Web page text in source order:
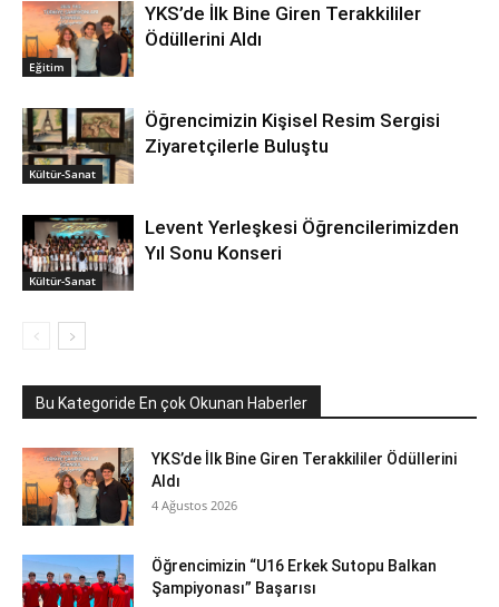
Eğitim
YKS’de İlk Bine Giren Terakkililer
Ödüllerini Aldı
Kültür-Sanat
Öğrencimizin Kişisel Resim Sergisi
Ziyaretçilerle Buluştu
Kültür-Sanat
Levent Yerleşkesi Öğrencilerimizden
Yıl Sonu Konseri
Bu Kategoride En çok Okunan Haberler
YKS’de İlk Bine Giren Terakkililer Ödüllerini
Aldı
4 Ağustos 2026
Öğrencimizin “U16 Erkek Sutopu Balkan
Şampiyonası” Başarısı